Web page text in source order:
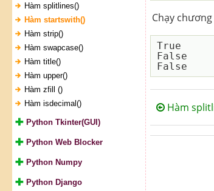
Hàm splitlines()
Hàm startswith()
Hàm strip()
Hàm swapcase()
Hàm title()
Hàm upper()
Hàm zfill ()
Hàm isdecimal()
Python Tkinter(GUI)
Python Web Blocker
Python Numpy
Python Django
Chạy
True
False
Hàm